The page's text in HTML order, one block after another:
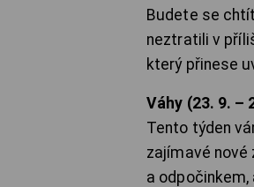
Budete se
neztratili v
který přinese
Váhy (23. 9. –
Tento týden
zajímavé
a